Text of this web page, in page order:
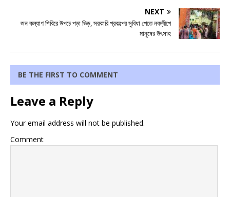
NEXT
জন কল্যাণ শিবিরে উপচে পড়া ভিড়, সরকারি প্রকল্পের সুবিধা পেতে নবদ্বীপে
মানুষের উৎসাহ
BE THE FIRST TO COMMENT
Leave a Reply
Your email address will not be published.
Comment